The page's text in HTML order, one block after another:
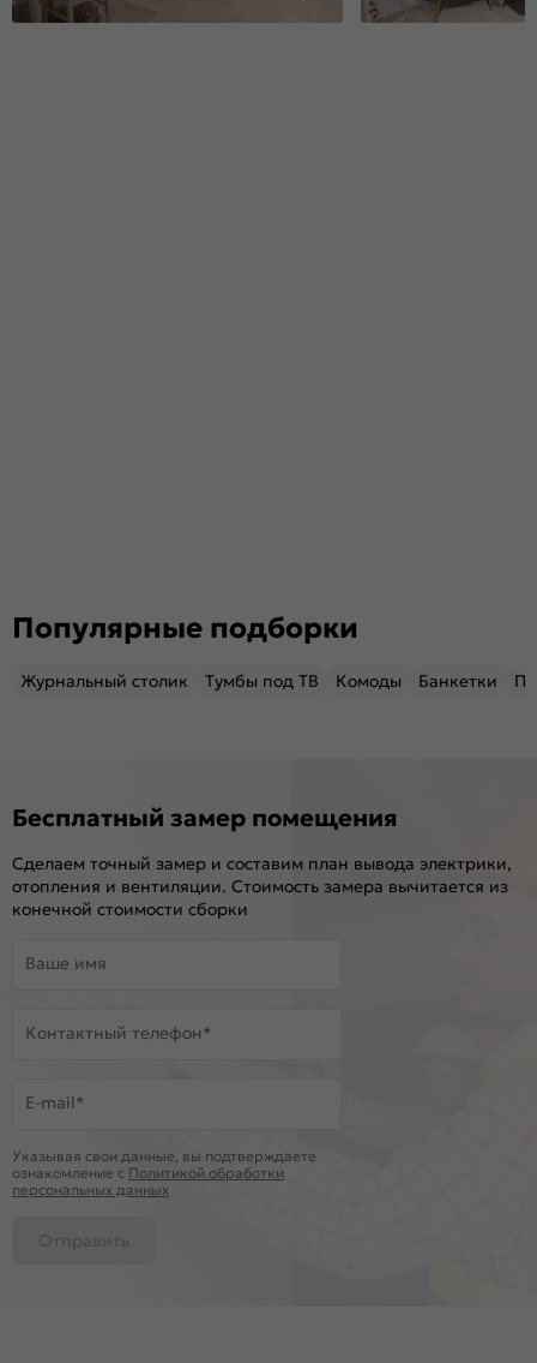
Популярные подборки
Журнальный столик Тумбы под ТВ Комоды Банкетки
Бесплатный замер помещения
Сделаем точный замер и составим план вывода электрики,
отопления и вентиляции. Стоимость замера вычитается из
конечной стоимости сборки
Ваше имя
Контактный телефон*
E-mail*
Указывая свои данные, вы подтверждаете
ознакомление c Политикой обработки
персональных данных
Отправить